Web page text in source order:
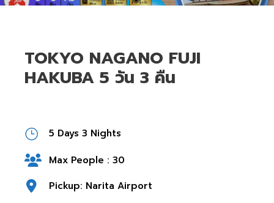
TOKYO NAGANO FUJI
HAKUBA 5 วัน 3 คืน
5 Days 3 Nights
Max People : 30
Pickup: Narita Airport